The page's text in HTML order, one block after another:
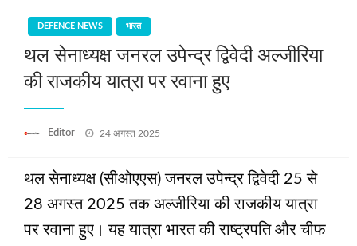
DEFENCE NEWS भारत
थल सेनाध्यक्ष जनरल उपेन्द्र द्विवेदी अल्जीरिया
की राजकीय यात्रा पर रवाना हुए
Editor
Posted
24 अगस्त 2025
थल सेनाध्यक्ष (सीओएएस) जनरल उपेन्द्र द्विवेदी 25 से
28 अगस्त 2025 तक अल्जीरिया की राजकीय यात्रा
पर रवाना हुए। यह यात्रा भारत की राष्ट्रपति और चीफ